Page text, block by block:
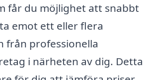
får du möjlighet att snabbt
emot ett eller flera
från professionella
i närheten av dig. Detta